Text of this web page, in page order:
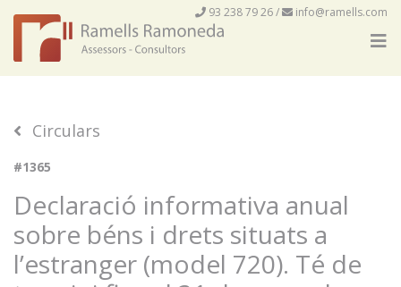
93 238 79 26/ info@ramells.com
Circulars
#1365
Declaració informativa anual
sobre béns i drets situats a
l’estranger (model 720). Té de